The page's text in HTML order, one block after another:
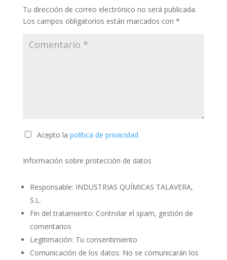
Tu dirección de correo electrónico no será publicada.
Los campos obligatorios están marcados con *
Acepto la política de privacidad
Información sobre protección de datos
Responsable: INDUSTRIAS QUÍMICAS TALAVERA,
S.L.
Fin del tratamiento: Controlar el spam, gestión de
comentarios
Legitimación: Tu consentimiento
Comunicación de los datos: No se comunicarán los